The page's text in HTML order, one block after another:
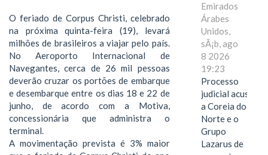
O feriado de Corpus Christi, celebrado
na próxima quinta-feira (19), levará
milhões de brasileiros a viajar pelo país.
No Aeroporto Internacional de
Navegantes, cerca de 26 mil pessoas
deverão cruzar os portões de embarque
e desembarque entre os dias 18 e 22 de
junho, de acordo com a Motiva,
concessionária que administra o
terminal.
A movimentação prevista é 3% maior
Emirados
Árabes
Unidos,
sÃ¡b, ago
8 2026
19:23
Processo
judicial acusa
a Coreia do
Norte e o
Grupo
Lazarus de